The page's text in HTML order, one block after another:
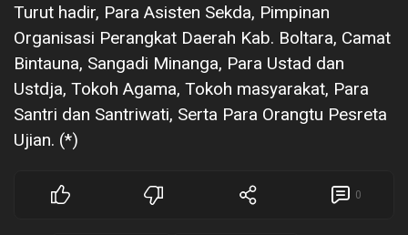
Turut hadir, Para Asisten Sekda, Pimpinan
Organisasi Perangkat Daerah Kab. Boltara, Camat
Bintauna, Sangadi Minanga, Para Ustad dan
Ustdja, Tokoh Agama, Tokoh masyarakat, Para
Santri dan Santriwati, Serta Para Orangtu Pesreta
Ujian. (*)
0